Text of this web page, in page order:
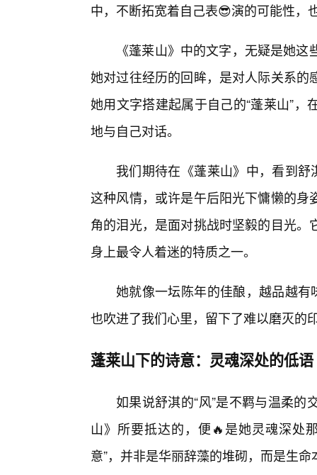
中，不断拓宽着自己表😎演的可能性，
《蓬莱山》中的文字，无疑是她
她对过往经历的回眸，是对人际关系
她用文字搭建起属于自己的“蓬莱山”
地与自己对话。
我们期待在《蓬莱山》中，看到舒
这种风情，或许是午后阳光下慵懒的
角的泪光，是面对挑战时坚毅的目光
身上最令人着迷的特质之一。
她就像一坛陈年的佳酿，越品越有
也吹进了我们心里，留下了难以磨灭的
蓬莱山下的诗意：灵魂深处的低语
如果说舒淇的“风”是不羁与温柔
山》所要抵达的，便🔥是她灵魂深处
意”，并非是华丽辞藻的堆砌，而是生